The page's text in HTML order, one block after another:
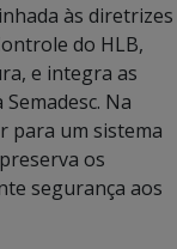
às diretrizes
do HLB,
e integra as
Na
para um sistema
os
segurança aos